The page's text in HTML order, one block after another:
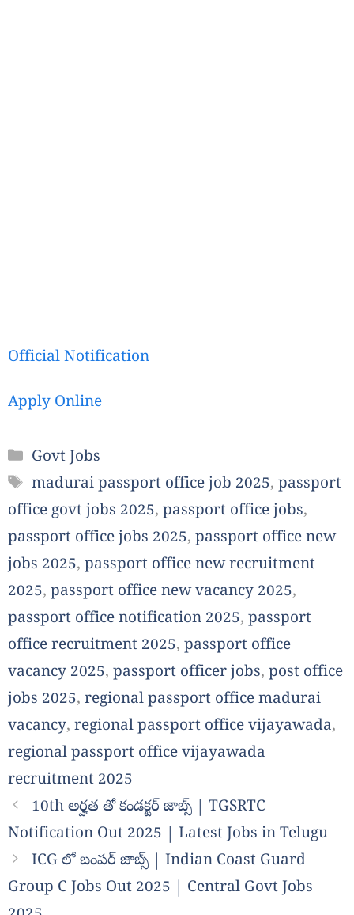
Official Notification
Apply Online
Categories
Govt Jobs
Tags
madurai passport office job 2025,passport
office govt jobs 2025, passport office jobs,
passport office jobs 2025, passport office new
jobs 2025, passport office new recruitment
2025, passport office new vacancy 2025,
passport office notification 2025, passport
office recruitment 2025, passport office
vacancy 2025, passport officer jobs, post office
jobs 2025, regional passport office madurai
vacancy, regional passport office vijayawada,
regional passport office vijayawada
recruitment 2025
10th అర్హత తో కండక్టర్ జాబ్స్ | TGSRTC
Notification Out 2025 | Latest Jobs in Telugu
ICG లో బంపర్ జాబ్స్ | Indian Coast Guard
Group C Jobs Out 2025 | Central Govt Jobs